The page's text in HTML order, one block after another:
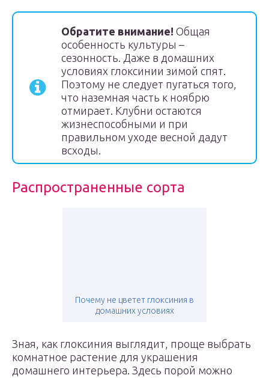
Обратите внимание! Общая
особенность культуры –
сезонность. Даже в домашних
условиях глоксинии зимой спят.
Поэтому не следует пугаться того,
что наземная часть к ноябрю
отмирает. Клубни остаются
жизнеспособными и при
правильном уходе весной дадут
всходы.
Распространенные сорта
Почему не цветет глоксиния в
домашних условиях
Зная, как глоксиния выглядит, проще выбрать
комнатное растение для украшения
домашнего интерьера. Здесь порой можно